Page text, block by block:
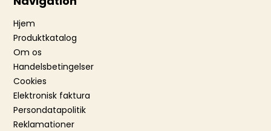
Hjem
Produktkatalog
Om os
Handelsbetingelser
Cookies
Elektronisk faktura
Persondatapolitik
Reklamationer